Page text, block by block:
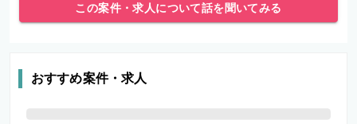
この案件・求人について話を聞いてみる
おすすめ案件・求人